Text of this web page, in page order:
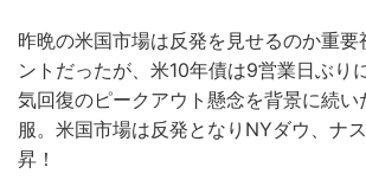
昨晩の米国市場は反発を見せるのか重要
ントだったが、米10年債は9営業日ぶり
気回復のピークアウト懸念を背景に続い
服。米国市場は反発となりNYダウ、ナ
昇！